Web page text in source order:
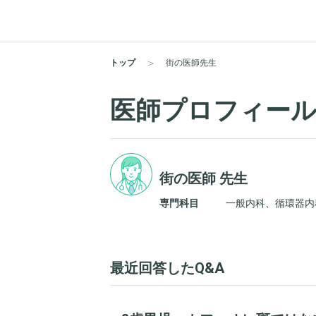
トップ 街の医師先生
医師プロフィール
街の医師 先生
専門科目 一般内科、循環器
最近回答したQ&A